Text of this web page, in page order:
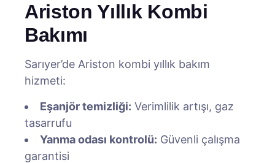
Ariston Yıllık Kombi
Bakımı
Sarıyer’de Ariston kombi yıllık bakım
hizmeti:
Eşanjör temizliği: Verimlilik artışı, gaz
tasarrufu
Yanma odası kontrolü: Güvenli çalışma
garantisi